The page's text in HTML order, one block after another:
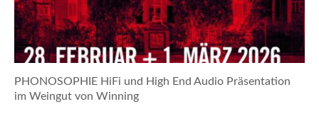
PHONOSOPHIE HiFi und High End Audio Präsentation
im Weingut von Winning